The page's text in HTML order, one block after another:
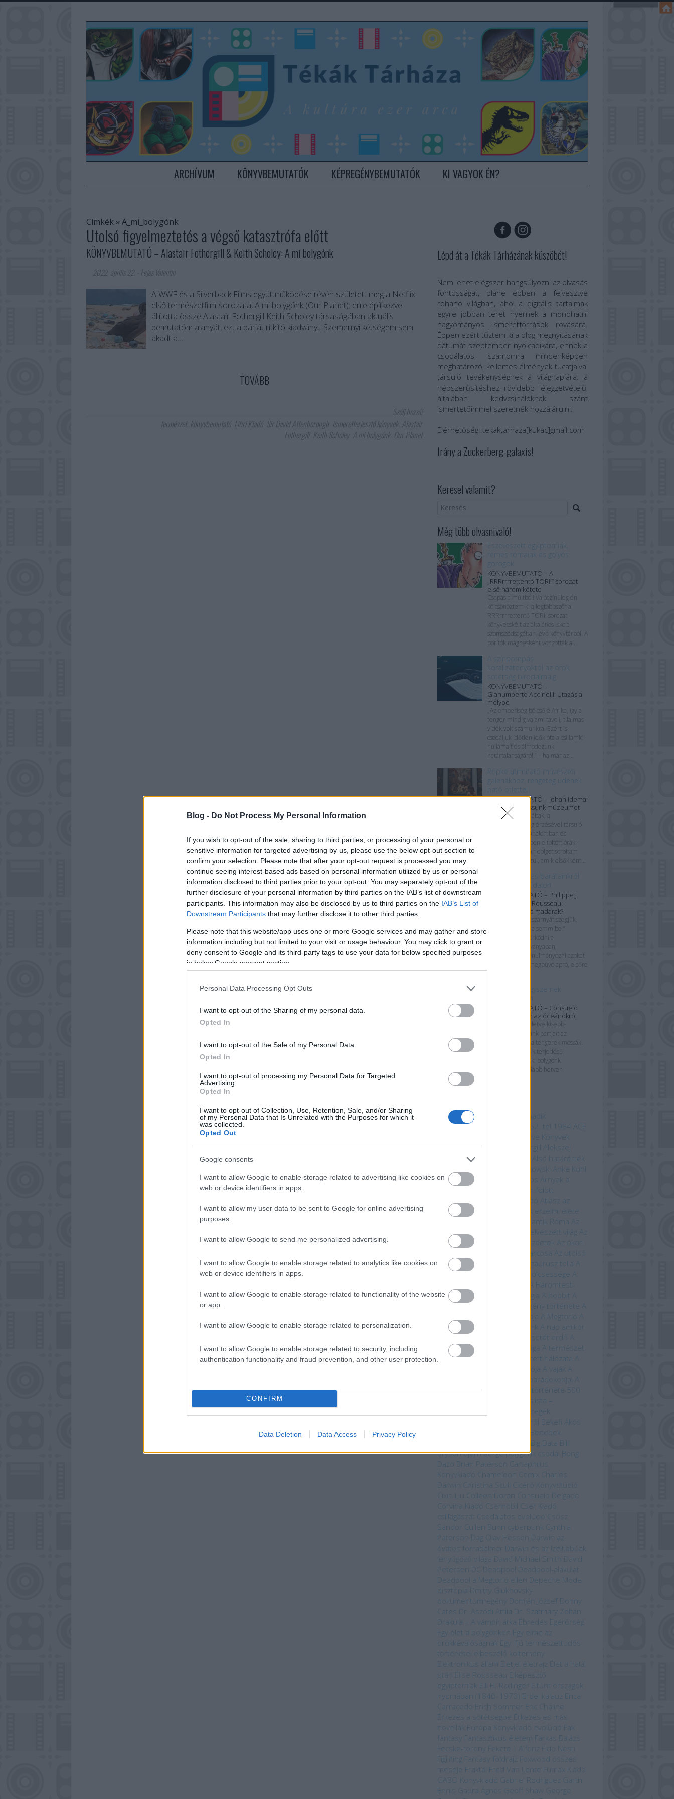
Blog - Do Not Process My Personal Information
If you wish to opt-out of the sale, sharing to third parties, or processing of your personal or
sensitive information for targeted advertising by us, please use the below opt-out section to
confirm your selection. Please note that after your opt-out request is processed you may
continue seeing interest-based ads based on personal information utilized by us or personal
information disclosed to third parties prior to your opt-out. You may separately opt-out of the
further disclosure of your personal information by third parties on the IAB’s list of downstream
participants. This information may also be disclosed by us to third parties on the IAB’s List of
Downstream Participants that may further disclose it to other third parties.
Please note that this website/app uses one or more Google services and may gather and store
information including but not limited to your visit or usage behaviour. You may click to grant or
deny consent to Google and its third-party tags to use your data for below specified purposes
in below Google consent section.
Personal Data Processing Opt Outs
I want to opt-out of the Sharing of my personal data.
Opted In
I want to opt-out of the Sale of my Personal Data.
Opted In
I want to opt-out of processing my Personal Data for Targeted
Advertising.
Opted In
I want to opt-out of Collection, Use, Retention, Sale, and/or Sharing
of my Personal Data that Is Unrelated with the Purposes for which it
was collected.
Opted Out
Google consents
I want to allow Google to enable storage related to advertising like cookies on
web or device identifiers in apps.
I want to allow my user data to be sent to Google for online advertising
purposes.
I want to allow Google to send me personalized advertising.
I want to allow Google to enable storage related to analytics like cookies on
web or device identifiers in apps.
I want to allow Google to enable storage related to functionality of the website
or app.
I want to allow Google to enable storage related to personalization.
I want to allow Google to enable storage related to security, including
authentication functionality and fraud prevention, and other user protection.
CONFIRM
Data Deletion Data Access Privacy Policy
ARCHÍVUM KÖNYVBEMUTATÓK KÉPREGÉNYBEMUTATÓK KI VAGYOK ÉN?
Címkék » A_mi_bolygónk
Utolsó figyelmeztetés a végső katasztrófa előtt
KÖNYVBEMUTATÓ – Alastair Fothergill & Keith Scholey: A mi bolygónk
2022. április 22.
Fejes Valentin
A WWF és a Silverback Films együttműködése révén született meg a Netflix
első természetfilm-sorozata, A mi bolygónk (Our Planet): erre építkezve
állította össze Alastair Fothergill Keith Scholey társaságában aktuális
bemutatóm alanyát, ezt a párját ritkító kiadványt. Szemernyi kétségem sem
akadt a…
TOVÁBB
Szólj hozzá!
természet könyvbemutató Libri Kiadó Sir David Attenborough ismeretterjesztő könyvek Alastair
Fothergill Keith Scholey A mi bolygónk Our Planet
Lépd át a Tékák Tárházának küszöbét!
Nem lehet elégszer hangsúlyozni az olvasás
fontosságát, pláne ebben a fejvesztve
rohanó világban, ahol a digitális tartalmak
egyre jobban teret nyernek a mondhatni
hagyományos ismeretforrások rovására.
Éppen ezért tűztem ki a blog megnyitásának
dátumát szeptember nyolcadikára, ennek a
csodálatos, számomra mindenképpen
meghatározó, kellemes élmények tucatjaival
társuló tevékenységnek a világnapjára: a
népszerűsítéshez rövidebb lélegzetvételű,
általában kedvcsinálóknak szánt
ismertetőimmel szeretnék hozzájárulni.
Elérhetőség: tekaktarhaza[kukac]gmail.com
Irány a Zuckerberg-galaxis!
Keresel valamit?
Még több olvasnivaló!
Eszeveszett egyiptomiak,
rémes rómaiak és golyós
görögök
KÖNYVBEMUTATÓ – A
„RRRrrrrettentő TÖRI!” sorozat
első három kötete
Csapás a múltból! Valószínűleg én
kölcsönöztem ki a legtöbbször a
RRRrrrrettentő TÖRI! sorozat
könyvecskéit az általános iskola
szomszédságában lévő könyvtárból. A
borítók mágnesként vonzották a...
A színpompás
korallzátonyoktól az örök
sötétség birodalmáig
KÖNYVBEMUTATÓ –
Gianumberto Accinelli: Utazás a
mélybe
„Az emberiség bölcsője Afrika, így a
tenger mindig valami távoli, tilalmas
vidék volt számunkra. Ezért is
csodáljuk időtlen idők óta a csillámló
hullámait és álmodozunk
határtalanságáról.” – ha már az...
Röpke útmutató művészeti
galériákhoz, rengeteg üdének
ható ötlettel
KÖNYVBEMUTATÓ – Johan Idema:
Hogyan látogassunk múzeumot
Elgémberedett lábak, a
kényelmetlenség érzésével társuló
értetlenkedés, unalomban és
abszolút közönyben eltöltött órák –
csak néhány olyan dolgot soroltam
most fel azok közül, amik elsőkként...
Rólunk és tollas barátainkról
alig kétszáz oldalon
KÖNYVBEMUTATÓ – Philippe J.
Dubois & Élise Rousseau:
Tyúkeszűek-e a madarak?
„Ha a madarak szárnyát szegjük,
velük zuhanunk a semmibe.”
Szeretek gyönyörködni a
könyvborítók látványában,
tüzetesebben tanulmányozni azokat
az esetlegesen megbúvó apró, elsőre
Azúrkék gyöngyszemek
KÖNYVBEMUTATÓ – Consuelo
Delgado: Atlasz az óceánokról
Kontinenseink, illetve kisebb-
nagyobb szigeteink partjait az
óceánokon kívül a tengerek mossák.
Ezek a hatalmas kiterjedésű
életterek teszik ki bolygónk
felszínének legalább hetven
100 beszédes tárgy a Harmadik
Birodalomból
1152. tél 1984 ACE
Agave Könyvek
Akkord Kiadó
Alastair Fothergill
Alekszej
Allansia bérgyilkosai
Alsó határérték
Andrzej Sapkowski Anke Kuhl
Anna Claybourne
Árnyak a
Árnyék Innsmouth fölött
Athenaeum Kiadó
Atlasz az
óceánokról
Az állatok érzelmi élete
Az antik Róma Az
Avatar világa
Az elveszett világ Az
emberiség története – A kezdetek Az ókori
Az országút harcosa Az utolsó
kívánság
Az út vége A dinoszaurusz tolla A
fák titkos élete
A farkasok bölcsessége
A
A Háromtest-
probléma
A háromtest-trilógia A hobbit A
Hobbit művészete
A képregény története
A
A Krampusz éjszakája A Megtorló
A
megvetés ideje
A mi bolygónk A nap amikor
A sötét erdő
A
szilmarilok
A temetők élővilága A természet
jelbeszéde
A természet rejtett hálózata A
A Tűzhegy varázslója A vaják A
A versengés paradoxonjai A
veszedelem kikötője
A világ története 500
Bakancslista –
Befejezetlen regék
Békefi Ákos
Benedek
Big Data Bill
Bryson Bjørn Berge Bolygónk csodái Bong
Dazo
Brian Paterson
Cartaphilus
Könyvkiadó
Chameleon Comix
Charles
Darwin
Christina Scull
Ciceró Könyvstúdió
Cixin Liu
Colleen Doran
Consuelo Delgado
Corvina Kiadó
Csernobil
Cser Kiadó
csillagászat
Csodálatos evolúció
Csősz
Sándor
Cullen Bunn cyberpunk
Cynthia
Paterson Dag Olav Hessen Darwin az
óvatos forradalmár Darwin és az ízeltlábúak
lenyűgöző világa David Michael Smith David
Petersen DC Deadpool
Deadpool-alakulat
Deadpool a Megtorló ellen Depeche Mode
disztópia Dmitry Glukhovsky
dokumentumregény Domján József Donny
Cates
Dr. Aszódi Attila Dr. Szatmáry Zoltán
Drakula – A vámpír átka Ébredés
Egérőrség
Egy élet a bolygónkon Egy elme az
örökkévalóságnak Egy ifjú természettudós
történetei
elbeszélő költemény
Elektronikus állam Életjel életrajz Élet a halál
után Élise Rousseau Elképesztő
egyiptomiak Elli H. Radinger Eltűnt országok
nyomában (1840–1970)
Erdei kalauz Erica
Carracedo
Erich Sommer Eric Chaline
Érkezés a sötétségbe Érkezés és más
novellák Európa Könyvkiadó evolúció
Fák
fantasy Fantasztikus életem Farkas Balázs
Fecske-torony Fekete I. Alfonz Fido Nesti
Fighting Fantasy földrajz Foxwood összes
meséje Fraktál Fred Van Lente Fumax Kiadó
GABO Könyvkiadó
Gabriel Rodríguez
Garth
Ennis
Gaura Ágnes Geoff Shaw
George